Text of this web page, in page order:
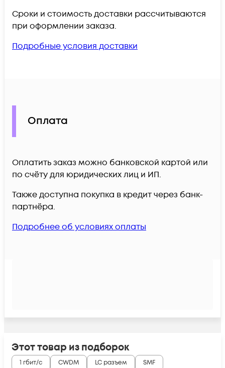
Сроки и стоимость доставки рассчитываются
при оформлении заказа.
Подробные условия доставки
Оплата
Оплатить заказ можно банковской картой или
по счёту для юридических лиц и ИП.
Также доступна покупка в кредит через банк-
партнёра.
Подробнее об условиях оплаты
Этот товар из подборок
1 гбит/с CWDM LC разъем SMF